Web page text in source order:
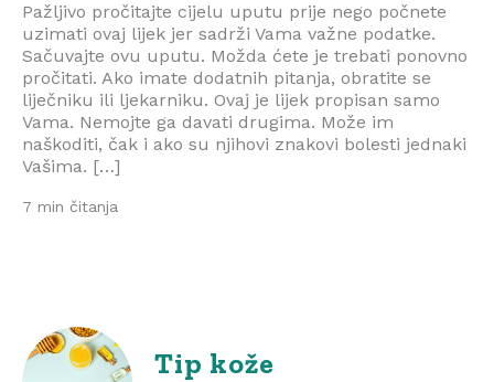
Pažljivo pročitajte cijelu uputu prije nego počnete
uzimati ovaj lijek jer sadrži Vama važne podatke.
Sačuvajte ovu uputu. Možda ćete je trebati ponovno
pročitati. Ako imate dodatnih pitanja, obratite se
liječniku ili ljekarniku. Ovaj je lijek propisan samo
Vama. Nemojte ga davati drugima. Može im
naškoditi, čak i ako su njihovi znakovi bolesti jednaki
Vašima. […]
7 min čitanja
Tip kože